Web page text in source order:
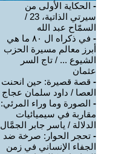
- الحكاية الأولى من
سيرتي الذاتية، 23 /
السمّاح عبد الله
-
في ذكراه ال ٨٠ ما هي
أبرز معالم مسيرة الحزب
الشيوع ... / تاج السر
عثمان
- قصة قصيرة: حين انحنت
العصا / داود سلمان عجاج
- الصورة وما وراء المرئي:
مقاربة في سيميائيات
الدلالة / ياسر جابر الجمَّال
- تحجر الحوار: صرخة ضد
الجفاء الإنساني في زمن